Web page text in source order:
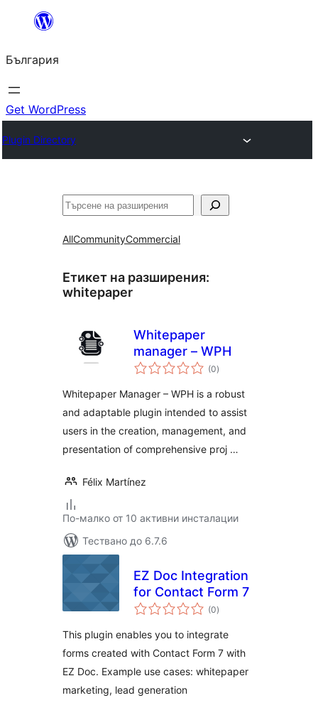
България
Get WordPress
Plugin Directory
Търсене
AllCommunityCommercial
Етикет на разширения:
whitepaper
Whitepaper
manager – WPH
(0общо
оценки
)
Whitepaper Manager – WPH is a robust
and adaptable plugin intended to assist
users in the creation, management, and
presentation of comprehensive proj …
Félix Martínez
По-малко от 10 активни инсталации
Тествано до 6.7.6
EZ Doc Integration
for Contact Form 7
(0общо
оценки
)
This plugin enables you to integrate
forms created with Contact Form 7 with
EZ Doc. Example use cases: whitepaper
marketing, lead generation